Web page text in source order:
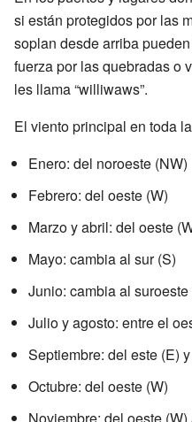
si están protegidos por las
soplan desde arriba
fuerza por las quebradas o
les llama “williwaws”.
El viento principal en toda
Enero: del noroeste (NW)
Febrero: del oeste (W)
Marzo y abril: del oeste
Mayo: cambia al sur (S)
Junio: cambia al suroeste
Julio y agosto: entre el
Septiembre: del este (E)
Octubre: del oeste (W)